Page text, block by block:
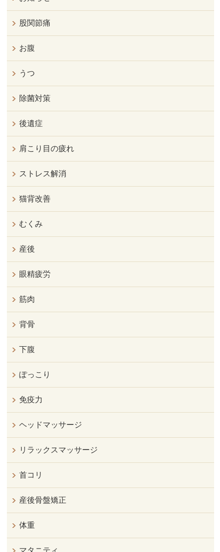
股関節痛
お腹
うつ
除菌対策
後遺症
肩こり目の疲れ
ストレス解消
猫背改善
むくみ
産後
眼精疲労
筋肉
背骨
下腹
ぽっこり
免疫力
ヘッドマッサージ
リラックスマッサージ
首コリ
産後骨盤矯正
体重